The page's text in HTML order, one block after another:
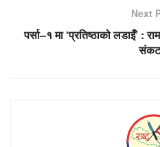
Next
पर्सा–१ मा ‘प्रतिष्ठाको लडाइँ’ :